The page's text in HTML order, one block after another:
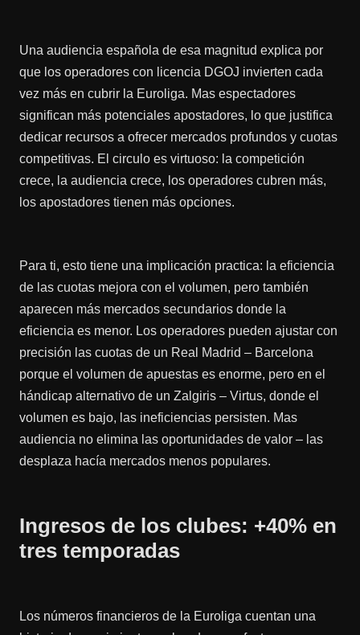
Una audiencia española de esa magnitud explica por
que los operadores con licencia DGOJ invierten cada
vez más en cubrir la Euroliga. Mas espectadores
significan más potenciales apostadores, lo que justifica
dedicar recursos a ofrecer mercados profundos y cuotas
competitivas. El circulo es virtuoso: la competición
crece, la audiencia crece, los operadores cubren más,
los apostadores tienen más opciones.
Para ti, esto tiene una implicación practica: la eficiencia
de las cuotas mejora con el volumen, pero también
aparecen más mercados secundarios donde la
eficiencia es menor. Los operadores pueden ajustar con
precisión las cuotas de un Real Madrid – Barcelona
porque el volumen de apuestas es enorme, pero en el
hándicap alternativo de un Zalgiris – Virtus, donde el
volumen es bajo, las ineficiencias persisten. Mas
audiencia no elimina las oportunidades de valor – las
desplaza hacía mercados menos populares.
Ingresos de los clubes: +40% en
tres temporadas
Los números financieros de la Euroliga cuentan una